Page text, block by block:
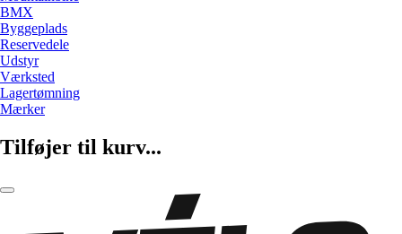
BMX
Byggeplads
Reservedele
Udstyr
Værksted
Lagertømning
Mærker
Tilføjer til kurv...